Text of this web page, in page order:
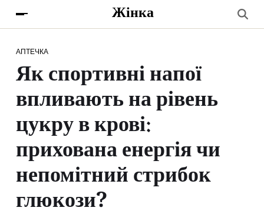
Жінка
АПТЕЧКА
Як спортивні напої
впливають на рівень
цукру в крові:
прихована енергія чи
непомітний стрибок
глюкози?